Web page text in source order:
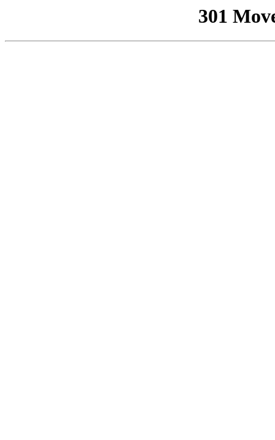
301